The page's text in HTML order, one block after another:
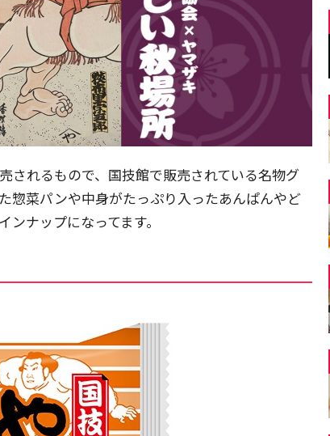
されるもので、国技館で販売されている名物グ
惣菜パンや中身がたっぷり入ったあんぱんやど
ナップになってます。